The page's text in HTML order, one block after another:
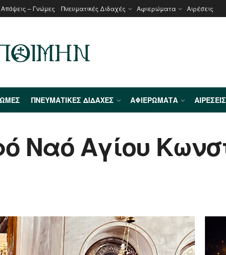
Απόψεις – Γνώμες Πνευματικές Διδαχές Αφιερώματα Αιρέσεις
ΠΝΕΥΜΑΤΙΚΈΣ ΔΙΔΑΧΈΣ ΑΦΙΕΡΏΜΑΤΑ ΑΙΡΈΣΕΙΣ
Ναό Αγίου